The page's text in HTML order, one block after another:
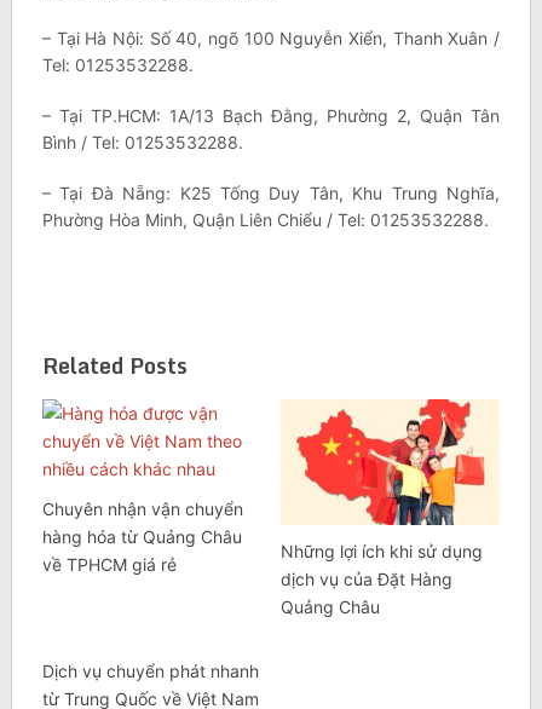
– Tại Hà Nội: Số 40, ngõ 100 Nguyễn Xiển, Thanh Xuân /
Tel: 01253532288.
– Tại TP.HCM: 1A/13 Bạch Đằng, Phường 2, Quận Tân
Bình / Tel: 01253532288.
– Tại Đà Nẵng: K25 Tống Duy Tân, Khu Trung Nghĩa,
Phường Hòa Minh, Quận Liên Chiểu / Tel: 01253532288.
Related Posts
Chuyên nhận vận chuyển
hàng hóa từ Quảng Châu
về TPHCM giá rẻ
Những lợi ích khi sử dụng
dịch vụ của Đặt Hàng
Quảng Châu
Dịch vụ chuyển phát nhanh
từ Trung Quốc về Việt Nam